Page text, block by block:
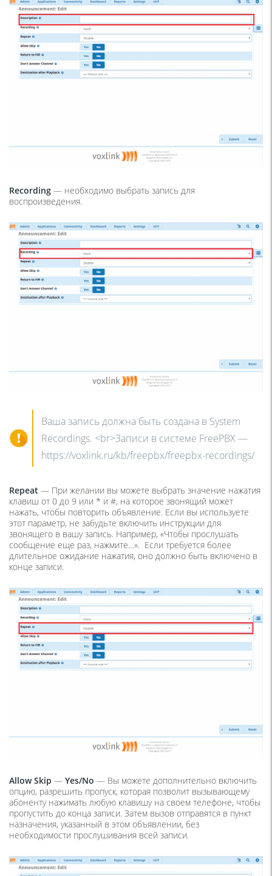
Recording — необходимо выбрать запись для
воспроизведения.
Ваша запись должна быть создана в System
Recordings. <br>Записи в системе FreePBX —
https://voxlink.ru/kb/freepbx/freepbx-recordings/
Repeat — При желании вы можете выбрать значение нажатия
клавиш от 0 до 9 или * и #, на которое звонящий может
нажать, чтобы повторить объявление. Если вы используете
этот параметр, не забудьте включить инструкции для
звонящего в вашу запись. Например, «Чтобы прослушать
сообщение еще раз, нажмите…». Если требуется более
длительное ожидание нажатия, оно должно быть включено в
конце записи.
Allow Skip — Yes/No — Вы можете дополнительно включить
опцию, разрешить пропуск, которая позволит вызывающему
абоненту нажимать любую клавишу на своем телефоне, чтобы
пропустить до конца записи. Затем вызов отправятся в пункт
назначения, указанный в этом объявлении, без
необходимости прослушивания всей записи.